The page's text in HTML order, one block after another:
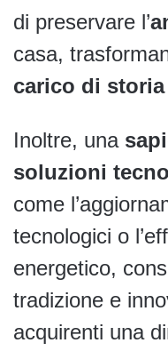
di preservare l’
casa,
carico di
Inoltre, una
soluzioni
come
tecnologici o
energetico,
tradizione e
acquirenti una